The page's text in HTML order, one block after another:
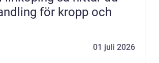
för kropp och
01 juli 2026